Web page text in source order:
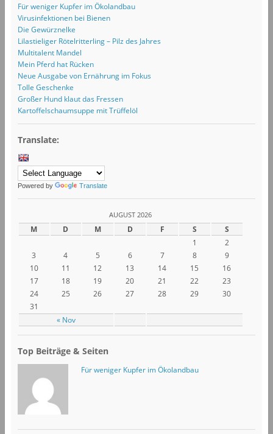
Für weniger Kupfer im Ökolandbau
Virusinfektionen bei Bienen
Die Gewürznelke
Lilastieliger Rötelritterling – Pilz des Jahres
Multitalent Mandel
Mein Pferd hat Rücken
Neue Ausgabe von Ernährung im Fokus
Tolle Geschenke
Großer Hund klaut das Fressen
Kartoffelschaumsuppe mit Trüffelöl
Translate:
Powered by Translate
AUGUST 2026
M D M D F S S
« Nov
1
2
3
4 5 6 7 8
9
10
11 12 13 14 15
16
17
18 19 20 21 22
23
24
25 26 27 28 29
30
31
Top Beiträge & Seiten
Für weniger Kupfer im Ökolandbau